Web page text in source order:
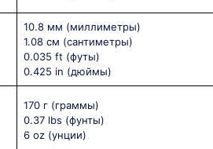
10.8 мм (миллиметры)
1.08 см (сантиметры)
0.035 ft (футы)
0.425 in (дюймы)
170 г (граммы)
0.37 lbs (фунты)
6 oz (унции)